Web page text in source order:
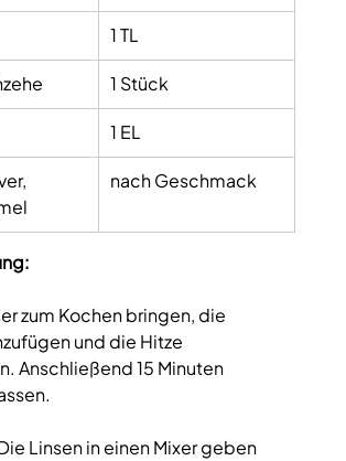
1 TL
1 Stück
1 EL
nach Geschmack
zum Kochen bringen, die
und die Hitze
Anschließend 15 Minuten
Linsen in einen Mixer geben